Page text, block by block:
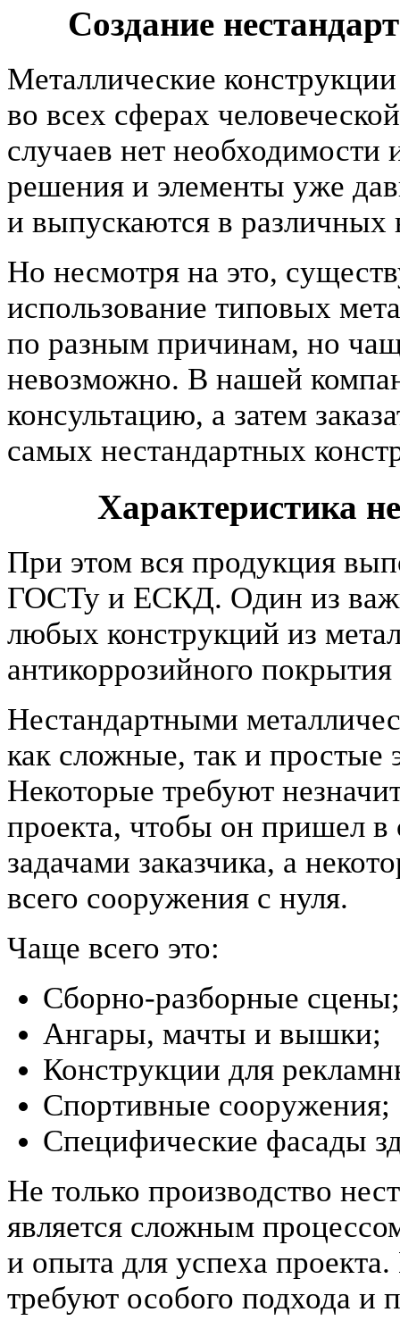
Создание
Металлические
во всех сферах
случаев нет необходимости
решения и элементы уже
и выпускаются в различных
Но несмотря на это,
использование типовых
по разным причинам, но
невозможно. В нашей
консультацию, а затем
самых нестандартных
Характеристика
При этом вся продукция
ГОСТу и ЕСКД. Один из
любых конструкций из
антикоррозийного
Нестандартными
как сложные, так и простые
Некоторые требуют
проекта, чтобы он пришел в
задачами заказчика, а
всего сооружения с нуля.
Чаще всего это:
Сборно-разборные сцены;
Ангары, мачты и вышки;
Конструкции для
Спортивные сооружения;
Специфические фасады
Не только производство
является сложным
и опыта для успеха
требуют особого подхода и